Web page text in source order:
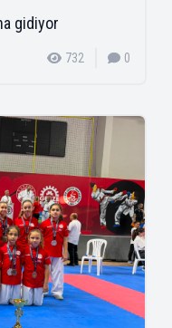
gidiyor
732 0